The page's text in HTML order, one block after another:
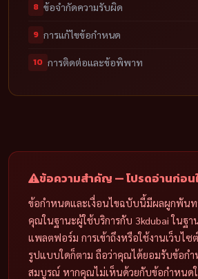
8 ข้อจำกัดความรับผิด
9 การแก้ไขข้อกำหนด
10 การติดต่อและข้อพิพาท
ข้อความสำคัญ — โปรดอ่านก่อน
ข้อกำหนดและเงื่อนไขฉบับนี้มีผลผูกพันท
คุณในฐานะผู้ใช้บริการกับ 3kdubai ในฐา
แพลตฟอร์ม การเข้าถึงหรือใช้งานเว็บไซ
รูปแบบใดก็ตาม ถือว่าคุณได้ยอมรับข้อก
สมบูรณ์ หากคุณไม่เห็นด้วยกับข้อกำหนด